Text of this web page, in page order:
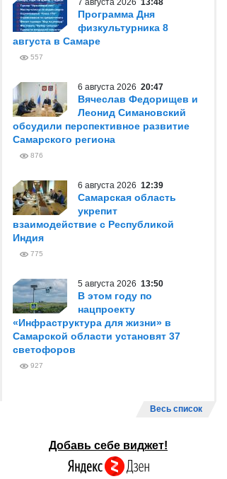
7 августа 2026 13:48
Программа Дня
физкультурника 8
августа в Самаре
557
6 августа 2026 20:47
Вячеслав Федорищев и
Леонид Симановский
обсудили перспективное развитие
Самарского региона
876
6 августа 2026 12:39
Самарская область
укрепит
взаимодействие с Республикой
Индия
775
5 августа 2026 13:50
В этом году по
нацпроекту
«Инфраструктура для жизни» в
Самарской области установят 37
светофоров
927
Весь список
Добавь себе виджет!